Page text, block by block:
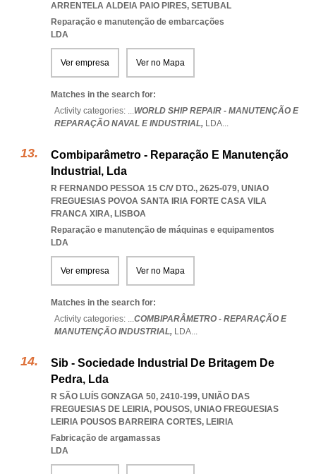
ARRENTELA ALDEIA PAIO PIRES, SETUBAL
Reparação e manutenção de embarcações
LDA
Ver empresa Ver no Mapa
Matches in the search for:
Activity categories: ...WORLD SHIP REPAIR - MANUTENÇÃO E
REPARAÇÃO NAVAL E INDUSTRIAL, LDA...
Combiparâmetro - Reparação E Manutenção
Industrial, Lda
R FERNANDO PESSOA 15 C/V DTO., 2625-079, UNIAO
FREGUESIAS POVOA SANTA IRIA FORTE CASA VILA
FRANCA XIRA, LISBOA
Reparação e manutenção de máquinas e equipamentos
LDA
Ver empresa Ver no Mapa
Matches in the search for:
Activity categories: ...COMBIPARÂMETRO - REPARAÇÃO E
MANUTENÇÃO INDUSTRIAL, LDA...
Sib - Sociedade Industrial De Britagem De
Pedra, Lda
R SÃO LUÍS GONZAGA 50, 2410-199, UNIÃO DAS
FREGUESIAS DE LEIRIA, POUSOS, UNIAO FREGUESIAS
LEIRIA POUSOS BARREIRA CORTES, LEIRIA
Fabricação de argamassas
LDA